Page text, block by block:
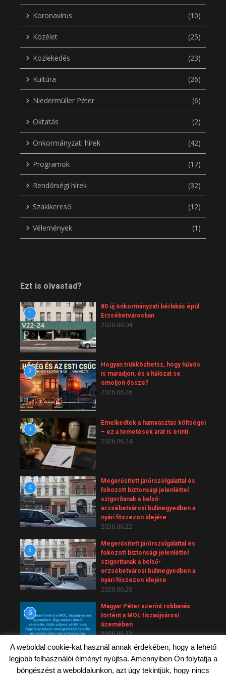
Koronavírus (10)
Közélet (25)
Közlekedés (23)
Kultúra (26)
Niedermüller Péter (6)
Oktatás (2)
Önkormányzati hírek (42)
Programok (17)
Rendőrségi hírek (32)
Szakikereső (12)
Vélemények (1)
Ezt is olvastad?
1
80 új önkormányzati bérlakás épül
Erzsébetvárosban
2026.08.04.
2
Hogyan trükközhetsz, hogy hűvös
is maradjon, és a hálózat se
omoljon össze?
2026.06.26.
3
Emelkedtek a hamvasztás költségei
– ez a temetések árát is érinti
2026.06.24.
4
Megerősített járőrszolgálattal és
fokozott biztonsági jelenléttel
szigorítanak a belső-
erzsébetvárosi bulinegyedben a
nyári főszezon idejére
2026.06.22.
5
Megerősített járőrszolgálattal és
fokozott biztonsági jelenléttel
szigorítanak a belső-
erzsébetvárosi bulinegyedben a
nyári főszezon idejére
2026.06.20.
6
Magyar Péter szerint robbanás
történt a MOL tiszaújvárosi
üzemében
2026.05.22.
A weboldal cookie-kat használ annak érdekében, hogy a lehető
legjobb felhasználói élményt nyújtsa. Amennyiben Ön folytatja a
böngészést a weboldalunkon, azt úgy tekintjük, hogy nincs